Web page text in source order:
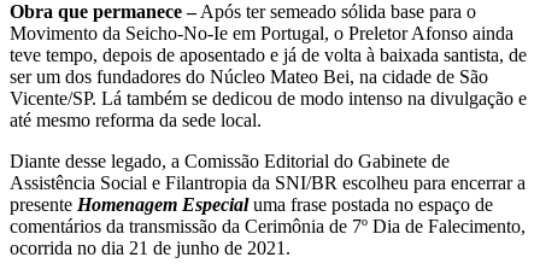
Obra que permanece –Após ter semeado sólida base para o
Movimento da Seicho-No-Ie em Portugal, o Preletor Afonso ainda
teve tempo, depois de aposentado e já de volta à baixada santista, de
ser um dos fundadores do Núcleo Mateo Bei, na cidade de São
Vicente/SP. Lá também se dedicou de modo intenso na divulgação e
até mesmo reforma da sede local.
Diante desse legado, a Comissão Editorial do Gabinete de
Assistência Social e Filantropia da SNI/BR escolheu para encerrar a
presente Homenagem Especialuma frase postada no espaço de
comentários da transmissão da Cerimônia de 7º Dia de Falecimento,
ocorrida no dia 21 de junho de 2021.